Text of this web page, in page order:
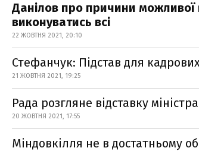
Данілов про причини можливої
виконуватись всі
22 ЖОВТНЯ 2021, 20:10
Стефанчук: Підстав для
21 ЖОВТНЯ 2021, 19:25
Рада розгляне відставку
20 ЖОВТНЯ 2021, 17:55
Міндовкілля не в достатньому